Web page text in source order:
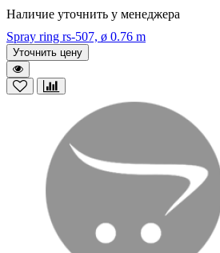
Наличие уточнить у менеджера
Spray ring rs-507, ø 0.76 m
Уточнить цену